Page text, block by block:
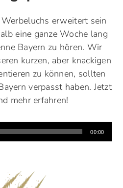
erweitert sein
eine ganze Woche lang
Bayern zu hören. Wir
kurzen, aber knackigen
zu können, sollten
verpasst haben. Jetzt
mehr erfahren!
00:00